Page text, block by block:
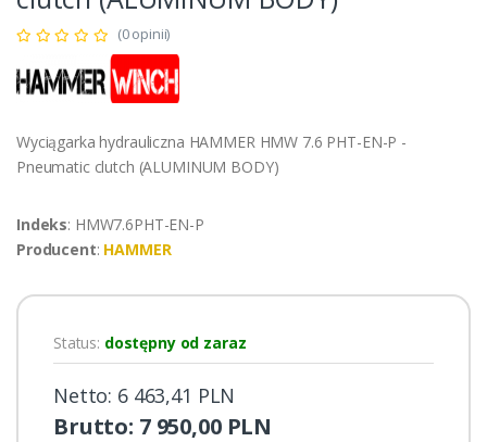
(0 opinii)
Wyciągarka hydrauliczna HAMMER HMW 7.6 PHT-EN-P -
Pneumatic clutch (ALUMINUM BODY)
Indeks: HMW7.6PHT-EN-P
Producent: HAMMER
Status: dostępny od zaraz
Netto: 6 463,41 PLN
Brutto: 7 950,00 PLN